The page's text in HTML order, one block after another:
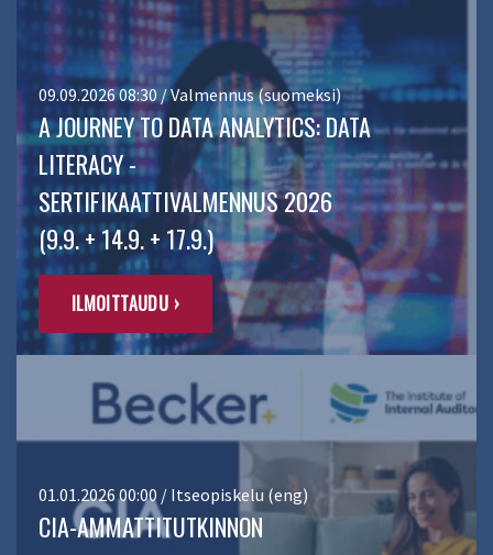
09.09.2026 08:30 / Valmennus (suomeksi)
A JOURNEY TO DATA ANALYTICS: DATA
LITERACY -
SERTIFIKAATTIVALMENNUS 2026
(9.9. + 14.9. + 17.9.)
ILMOITTAUDU ›
01.01.2026 00:00 / Itseopiskelu (eng)
CIA-AMMATTITUTKINNON